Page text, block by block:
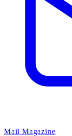
Mail Magazine